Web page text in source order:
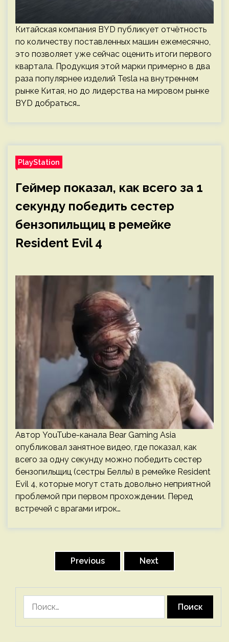
Китайская компания BYD публикует отчётность
по количеству поставленных машин ежемесячно,
это позволяет уже сейчас оценить итоги первого
квартала. Продукция этой марки примерно в два
раза популярнее изделий Tesla на внутреннем
рынке Китая, но до лидерства на мировом рынке
BYD добраться…
PlayStation
Геймер показал, как всего за 1
секунду победить сестер
бензопильщиц в ремейке
Resident Evil 4
Автор YouTube-канала Bear Gaming Asia
опубликовал занятное видео, где показал, как
всего за одну секунду можно победить сестер
бензопильщиц (сестры Беллы) в ремейке Resident
Evil 4, которые могут стать довольно неприятной
проблемой при первом прохождении. Перед
встречей с врагами игрок…
Previous Next